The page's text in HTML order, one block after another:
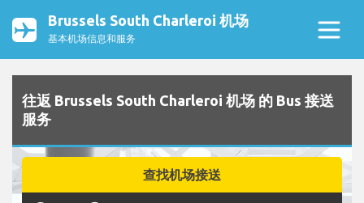
Brussels South Charleroi 机场
基本机场信息和服务
往返 Brussels South Charleroi 机场 的 Bus 接送
服务
查找机场接送